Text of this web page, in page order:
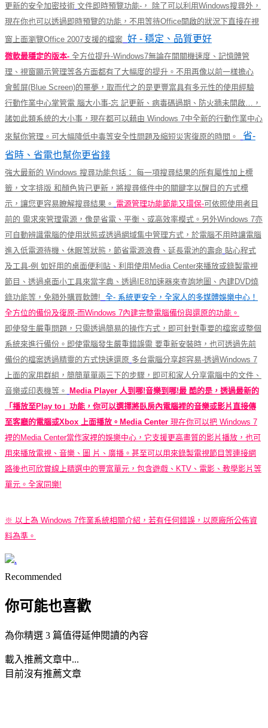
更新的安全加密技術 文件即時預覽功能-， 除了可以利用Windows搜尋外，
現在你也可以透過即時預覽的功能，不用等待Office開啟的狀況下直接在視
窗上面瀏覽Office 2007支援的檔案 好 - 穩定、品質更好
微軟最穩定的版本- 全方位提升-Windows7無論在開關機速度、記憶體管
理、視窗顯示管理等各方面都有了大幅度的提升。不用再像以前一樣擔心
會藍屏(Blue Screen)的噩夢，取而代之的是更豐富具有多元性的使用經驗
行動作業中心掌管電 腦大小事-忘 記更新、病毒碼過期、防火牆未開啟…，
諸如此類系統的大小事，現在都可以藉由 Windows 7中全新的行動作業中心
來幫你管理。可大幅降低中毒等安全性問題及縮短災害復原的時間。
省-
省時、省電也幫你更省錢
強大最新的 Windows 搜尋功能包括： 每一項搜尋結果的所有屬性加上標
籤，文字排版 和顏色皆已更新，將搜尋條件中的關鍵字以醒目的方式標
示，讓您更容易瞭解搜尋結果。 電源管理功能節能又環保-可依照使用者目
前的 需求來管理電源，像是省電、平衡、或高效率模式。另外Windows 7亦
可自動辨識電腦的使用狀態或透過網域集中管理方式，於電腦不用時讓電腦
進入低電源待機、休眠等狀態，節省電源浪費、延長電池的壽命 貼心程式
及工具-例 如好用的桌面便利貼、利用使用Media Center來播放或錄製電視
節目、透過桌面小工具來當字典、透過IE8加速器來查詢地圖、內建DVD燒
錄功能等，免額外購買軟體! 全- 系統更安全，全家人的多媒體娛樂中心！
全方位的備份及復原-而Windows 7內建完整電腦備份與還原的功能。
即使發生嚴重問題，只需透過簡易的操作方式，即可針對重要的檔案或整個
系統來進行備份。即使電腦發生嚴重錯誤需 要重新安裝時，也可透過先前
備份的檔案透過精靈的方式快速還原 多台電腦分享超容易-透過Windows 7
上面的家用群組，簡簡單單兩三下的步驟，即可和家人分享電腦中的文件、
音樂或印表機等。 Media Player 人到哪!音樂到哪!最 酷的是，透過最新的
「播放至Play to」功能，你可以選擇將臥房內電腦裡的音樂或影片直接傳
至客廳的電腦或Xbox 上面播放。Media Center 現在你可以把 Windows 7
裡的Media Center當作家裡的娛樂中心，它支援更高畫質的影片播放，也可
用來播放電視、音樂、圖 片、廣播。甚至可以用來錄製電視節目等連接網
路後也可欣賞線上精選中的豐富單元，包含遊戲、KTV、電影、教學影片等
單元。全家同樂!
※ 以上為 Windows 7作業系統相關介紹，若有任何錯誤，以原廠所公佈資
料為準。
.
Recommended
你可能也喜歡
為你精選 3 篇值得延伸閱讀的內容
載入推薦文章中...
目前沒有推薦文章